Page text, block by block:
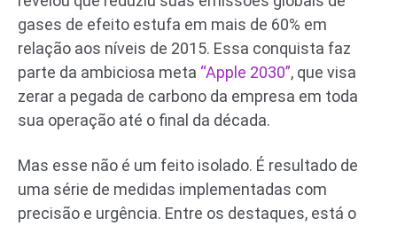
gases de efeito estufa em mais de 60% em
relação aos níveis de 2015. Essa conquista faz
parte da ambiciosa meta “Apple 2030”, que visa
zerar a pegada de carbono da empresa em toda
sua operação até o final da década.
Mas esse não é um feito isolado. É resultado de
uma série de medidas implementadas com
precisão e urgência. Entre os destaques, está o